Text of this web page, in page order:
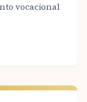
vocacional